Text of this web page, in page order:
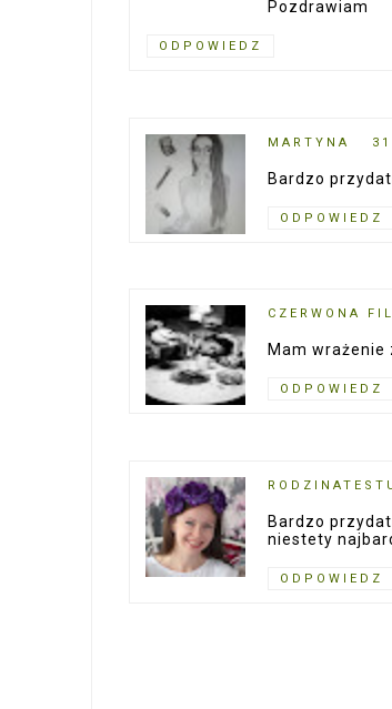
Pozdrawiam
ODPOWIEDZ
MARTYNA
Bardzo
ODPOWIEDZ
CZERWONA
Mam
ODPOWIEDZ
Bardzo
niestety
ODPOWIEDZ